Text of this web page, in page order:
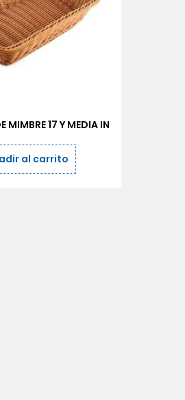
MIMBRE 17 Y MEDIA IN
al carrito